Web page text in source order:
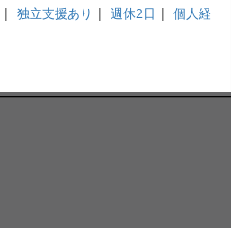
| 独立支援あり | 週休2日 | 個人経